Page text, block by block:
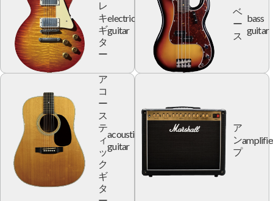
レ
キ
ギ
タ
ー
electric
guitar
ベ
ー
ス
bass
guitar
ア
コ
ー
ス
テ
ィ
ッ
ク
ギ
タ
acoustic
guitar
ア
ン
プ